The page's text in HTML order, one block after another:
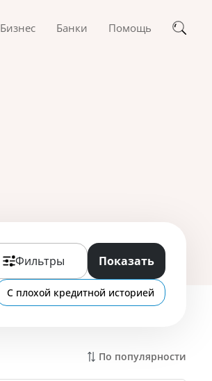
Бизнес Банки Помощь
Фильтры Показать
С плохой кредитной историей
По популярности